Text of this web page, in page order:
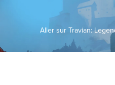
Aller sur Travian: